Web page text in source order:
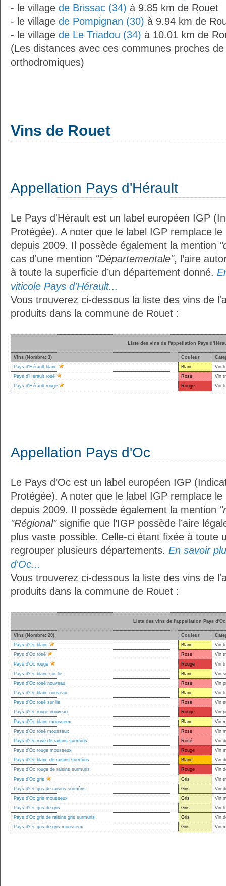
- le village de Brissac (34) à 9.85 km de Rouet
- le village de Pompignan (30) à 9.94 km de
- le village de Le Triadou (34) à 10.01 km de
(Les distances avec ces communes proches
orthodromiques)
Vins de Rouet
Appellation Pays d'Hérault
Le Pays d'Hérault est un label européen IGP
Protégée). A noter que le label IGP remplace
depuis 2009. Il possède également la mention
cas d'une mention "Départementale", l’aire
à toute la superficie d’un département donné.
viticole Pays d'Hérault...
Vous trouverez ci-dessous la liste des vins de
produits dans la commune de Rouet :
Liste des vins de l'appellation Pays
Vins (Nombre: 3) Couleur
Pays d'Hérault blanc
Blanc
Vin
Pays d'Hérault rosé
Rosé
Vin
Pays d'Hérault rouge
Rouge Vin
Appellation Pays d'Oc
Le Pays d'Oc est un label européen IGP
Protégée). A noter que le label IGP remplace
depuis 2009. Il possède également la mention
"Régional"signifie que l’IGP possède l’aire
plus vaste possible. Celle-ci étant fixée à toute
regrouper plusieurs départements. En savoir
d'Oc...
Vous trouverez ci-dessous la liste des vins de
produits dans la commune de Rouet :
Liste des vins de l'appellation Pays d'Oc
Vins (Nombre: 20) Couleur
Pays d'Oc blanc
Blanc
Vin
Pays d'Oc rosé
Rosé
Vin
Pays d'Oc rouge
Rouge
Vin
Pays d'Oc blanc sur lie
Blanc
Vin
Pays d'Oc rosé nouveau
Rosé
Vin
Pays d'Oc blanc nouveau
Blanc
Vin
Pays d'Oc rosé sur lie
Rosé
Vin
Pays d'Oc rouge nouveau
Rouge
Vin
Pays d'Oc blanc mousseux
Blanc
Vin
Pays d'Oc rosé mousseux
Rosé
Vin
Pays d'Oc rosé de raisins surmûris
Rosé
Vin
Pays d'Oc rouge mousseux
Rouge
Vin
Pays d'Oc blanc de raisins surmûris
Blanc
Vin
Pays d'Oc rouge de raisins surmûris
Rouge
Vin
Pays d'Oc gris
Gris
Vin
Pays d'Oc gris de raisins surmûris
Gris
Vin
Pays d'Oc gris mousseux
Gris
Vin
Pays d'Oc gris de gris
Gris
Vin
Pays d'Oc gris de raisins gris surmûris
Gris
Vin
Pays d'Oc gris de gris mousseux
Gris Vin